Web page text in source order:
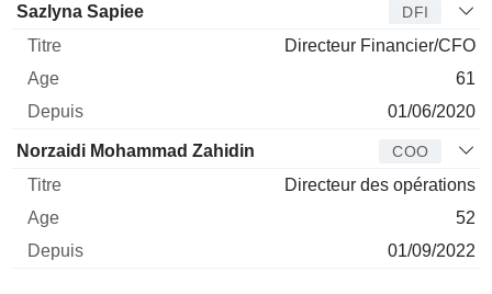
Sazlyna Sapiee DFI
Directeur Financier/CFO
61
01/06/2020
Norzaidi Mohammad Zahidin COO
Directeur des opérations
52
01/09/2022